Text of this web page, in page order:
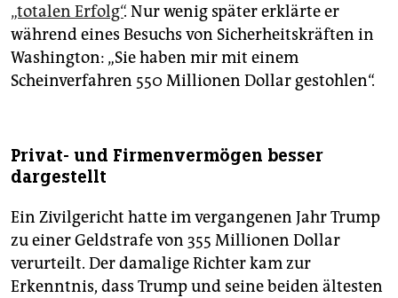
„totalen Erfolg“. Nur wenig später erklärte er
während eines Besuchs von Sicherheitskräften in
Washington: „Sie haben mir mit einem
Scheinverfahren 550 Millionen Dollar gestohlen“.
Privat- und Firmenvermögen besser
dargestellt
Ein Zivilgericht hatte im vergangenen Jahr Trump
zu einer Geldstrafe von 355 Millionen Dollar
verurteilt. Der damalige Richter kam zur
Erkenntnis, dass Trump und seine beiden ältesten